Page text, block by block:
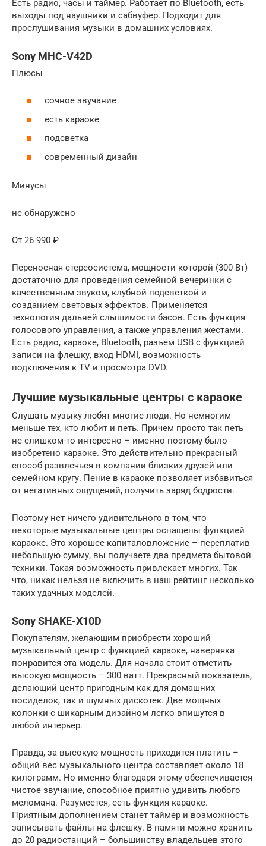
Есть радио, часы и таймер. Работает по Bluetooth, есть
выходы под наушники и сабвуфер. Подходит для
прослушивания музыки в домашних условиях.
Sony MHC-V42D
Плюсы
сочное звучание
есть караоке
подсветка
современный дизайн
Минусы
не обнаружено
От 26 990 ₽
Переносная стереосистема, мощности которой (300 Вт)
достаточно для проведения семейной вечеринки с
качественным звуком, клубной подсветкой и
созданием световых эффектов. Применяется
технология дальней слышимости басов. Есть функция
голосового управления, а также управления жестами.
Есть радио, караоке, Bluetooth, разъем USB с функцией
записи на флешку, вход HDMI, возможность
подключения к TV и просмотра DVD.
Лучшие музыкальные центры с караоке
Слушать музыку любят многие люди. Но немногим
меньше тех, кто любит и петь. Причем просто так петь
не слишком-то интересно – именно поэтому было
изобретено караоке. Это действительно прекрасный
способ развлечься в компании близких друзей или
семейном кругу. Пение в караоке позволяет избавиться
от негативных ощущений, получить заряд бодрости.
Поэтому нет ничего удивительного в том, что
некоторые музыкальные центры оснащены функцией
караоке. Это хорошее капиталовложение – переплатив
небольшую сумму, вы получаете два предмета бытовой
техники. Такая возможность привлекает многих. Так
что, никак нельзя не включить в наш рейтинг несколько
таких удачных моделей.
Sony SHAKE-X10D
Покупателям, желающим приобрести хороший
музыкальный центр с функцией караоке, наверняка
понравится эта модель. Для начала стоит отметить
высокую мощность – 300 ватт. Прекрасный показатель,
делающий центр пригодным как для домашних
посиделок, так и шумных дискотек. Две мощных
колонки с шикарным дизайном легко впишутся в
любой интерьер.
Правда, за высокую мощность приходится платить –
общий вес музыкального центра составляет около 18
килограмм. Но именно благодаря этому обеспечивается
чистое звучание, способное приятно удивить любого
меломана. Разумеется, есть функция караоке.
Приятным дополнением станет таймер и возможность
записывать файлы на флешку. В памяти можно хранить
до 20 радиостанций – большинству владельцев этого